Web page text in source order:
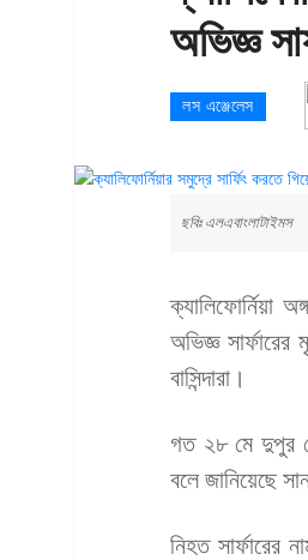
অভিজ্ঞ
লস এঞ্জেলেস
ছবিঃ এলএবাংলাটাইমস
ক্যালিফোর্নিয়া
অভিজ্ঞ
বাসিন্দারা।
গত ২৮ মে দুপুর
বলে জানিয়েছে
নিহত সার্ফারের